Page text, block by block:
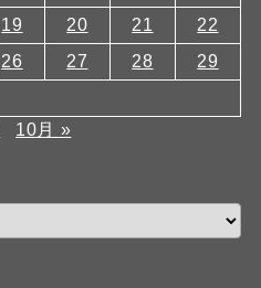
19 20 21
22
26 27 28
29
10月 »